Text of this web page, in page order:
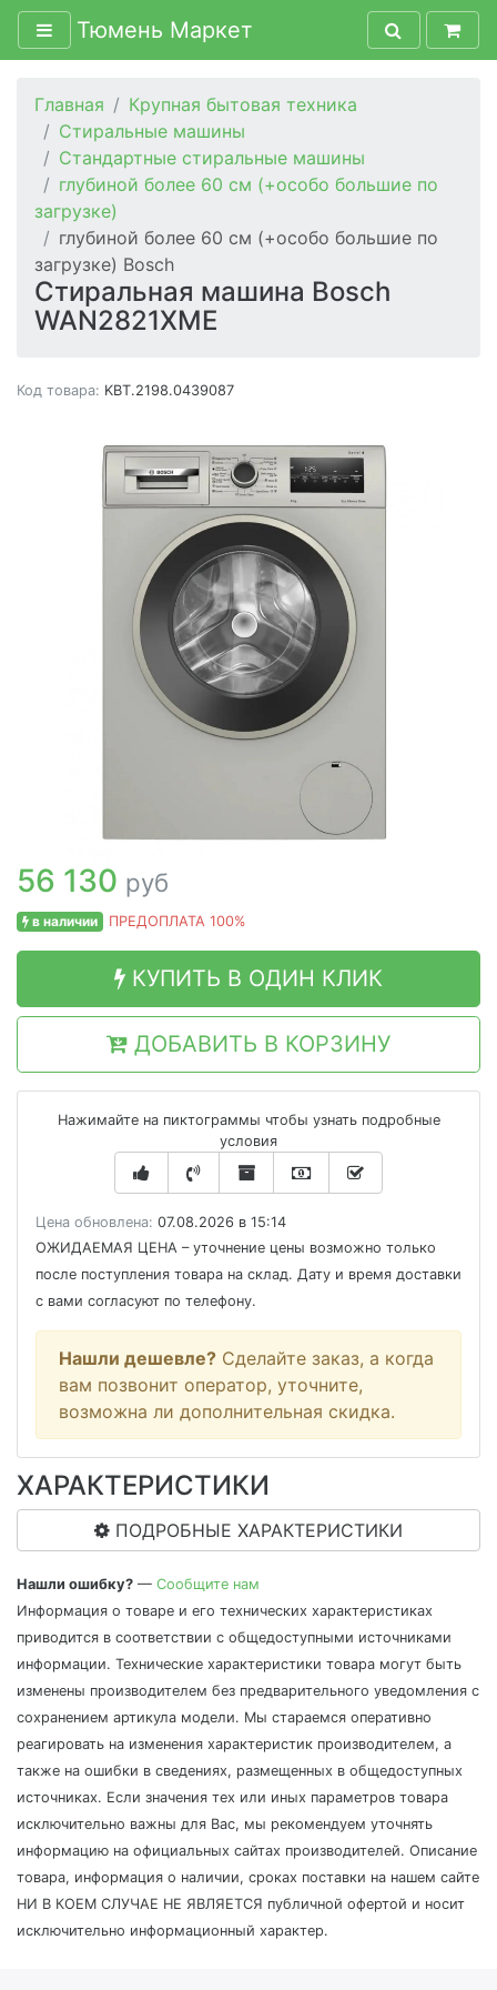
Тюмень Маркет
Главная
Крупная бытовая техника
Стиральные машины
Стандартные стиральные машины
глубиной более 60 см (+особо большие по
загрузке)
глубиной более 60 см (+особо большие по
загрузке) Bosch
Стиральная машина Bosch
WAN2821XME
Код товара: KBT.2198.0439087
56 130 руб
в наличии ПРЕДОПЛАТА 100%
КУПИТЬ В ОДИН КЛИК
ДОБАВИТЬ В КОРЗИНУ
Нажимайте на пиктограммы чтобы узнать подробные
условия
Цена обновлена: 07.08.2026 в 15:14
ОЖИДАЕМАЯ ЦЕНА – уточнение цены возможно только
после поступления товара на склад. Дату и время доставки
с вами согласуют по телефону.
Нашли дешевле? Сделайте заказ, а когда
вам позвонит оператор, уточните,
возможна ли дополнительная скидка.
ХАРАКТЕРИСТИКИ
ПОДРОБНЫЕ ХАРАКТЕРИСТИКИ
Нашли ошибку? — Сообщите нам
Информация о товаре и его технических характеристиках
приводится в соответствии с общедоступными источниками
информации. Технические характеристики товара могут быть
изменены производителем без предварительного уведомления с
сохранением артикула модели. Мы стараемся оперативно
реагировать на изменения характеристик производителем, а
также на ошибки в сведениях, размещенных в общедоступных
источниках. Если значения тех или иных параметров товара
исключительно важны для Вас, мы рекомендуем уточнять
информацию на официальных сайтах производителей. Описание
товара, информация о наличии, сроках поставки на нашем сайте
НИ В КОЕМ СЛУЧАЕ НЕ ЯВЛЯЕТСЯ публичной офертой и носит
исключительно информационный характер.